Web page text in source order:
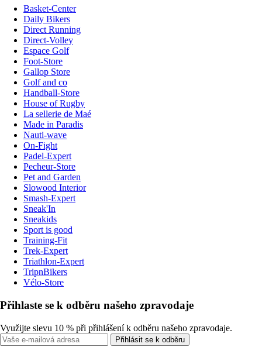
Basket-Center
Daily Bikers
Direct Running
Direct-Volley
Espace Golf
Foot-Store
Gallop Store
Golf and co
Handball-Store
House of Rugby
La sellerie de Maé
Made in Paradis
Nauti-wave
On-Fight
Padel-Expert
Pecheur-Store
Pet and Garden
Slowood Interior
Smash-Expert
Sneak'In
Sneakids
Sport is good
Training-Fit
Trek-Expert
Triathlon-Expert
TripnBikers
Vélo-Store
Přihlaste se k odběru našeho zpravodaje
Využijte slevu 10 % při přihlášení k odběru našeho zpravodaje.
Přihlásit se k odběru